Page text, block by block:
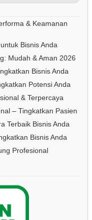
& Keamanan
Bisnis Anda
Mudah & Aman 2026
Bisnis Anda
Potensi Anda
& Terpercaya
– Tingkatkan Pasien
Terbaik Bisnis Anda
Bisnis Anda
Profesional